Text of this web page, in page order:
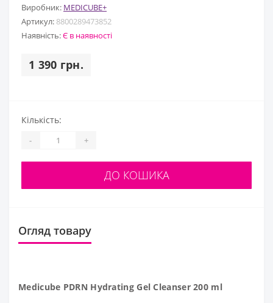
Виробник: MEDICUBE+
Артикул: 8800289473852
Наявність:Є в наявності
1 390 грн.
Кількість:
- +
ДО КОШИКА
Огляд товару
Medicube PDRN Hydrating Gel Cleanser 200 ml